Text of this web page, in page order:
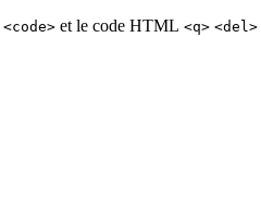
<code> et le code HTML <q> <del>